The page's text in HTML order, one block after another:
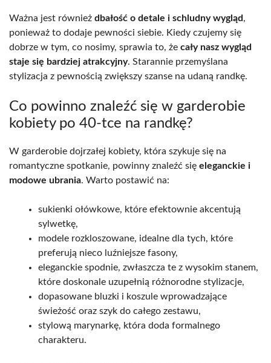
Ważna jest również dbałość o detale i schludny wygląd,
ponieważ to dodaje pewności siebie. Kiedy czujemy się
dobrze w tym, co nosimy, sprawia to, że cały nasz wygląd
staje się bardziej atrakcyjny. Starannie przemyślana
stylizacja z pewnością zwiększy szanse na udaną randkę.
Co powinno znaleźć się w garderobie
kobiety po 40-tce na randkę?
W garderobie dojrzałej kobiety, która szykuje się na
romantyczne spotkanie, powinny znaleźć się eleganckie i
modowe ubrania. Warto postawić na:
sukienki ołówkowe, które efektownie akcentują
sylwetkę,
modele rozkloszowane, idealne dla tych, które
preferują nieco luźniejsze fasony,
eleganckie spodnie, zwłaszcza te z wysokim stanem,
które doskonale uzupełnią różnorodne stylizacje,
dopasowane bluzki i koszule wprowadzające
świeżość oraz szyk do całego zestawu,
stylową marynarkę, która doda formalnego
charakteru.